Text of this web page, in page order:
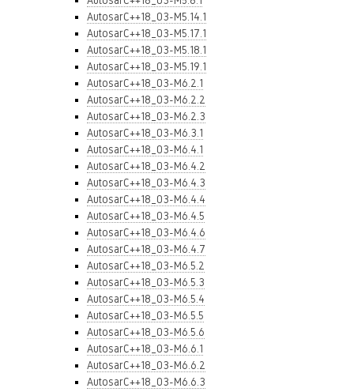
AutosarC++18_03-M5.14.1
AutosarC++18_03-M5.17.1
AutosarC++18_03-M5.18.1
AutosarC++18_03-M5.19.1
AutosarC++18_03-M6.2.1
AutosarC++18_03-M6.2.2
AutosarC++18_03-M6.2.3
AutosarC++18_03-M6.3.1
AutosarC++18_03-M6.4.1
AutosarC++18_03-M6.4.2
AutosarC++18_03-M6.4.3
AutosarC++18_03-M6.4.4
AutosarC++18_03-M6.4.5
AutosarC++18_03-M6.4.6
AutosarC++18_03-M6.4.7
AutosarC++18_03-M6.5.2
AutosarC++18_03-M6.5.3
AutosarC++18_03-M6.5.4
AutosarC++18_03-M6.5.5
AutosarC++18_03-M6.5.6
AutosarC++18_03-M6.6.1
AutosarC++18_03-M6.6.2
AutosarC++18_03-M6.6.3